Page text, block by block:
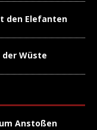
den Elefanten
Wüste
Anstoßen